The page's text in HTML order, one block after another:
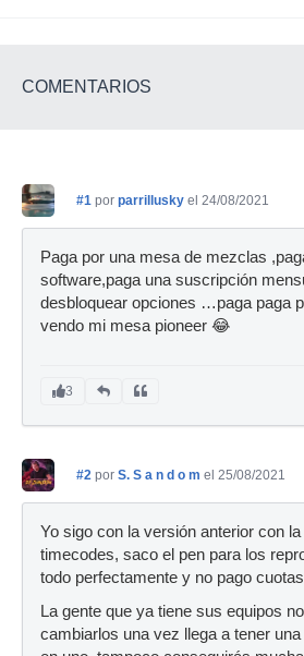
COMENTARIOS
#1 por parrillusky el 24/08/2021
Paga por una mesa de mezclas
software,paga una suscripción
desbloquear opciones …paga paga
vendo mi mesa pioneer 😂
3
#2 por S. S a n d o m el 25/08/2021
Yo sigo con la versión anterior con
timecodes, saco el pen para los
todo perfectamente y no pago
La gente que ya tiene sus equipos
cambiarlos una vez llega a tener